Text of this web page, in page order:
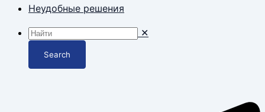
Неудобные решения
✕